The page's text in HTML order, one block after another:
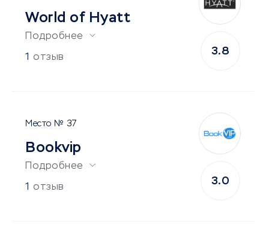
World of Hyatt
Подробнее
1 отзыв
3.8
37
Bookvip
Подробнее
1 отзыв
3.0